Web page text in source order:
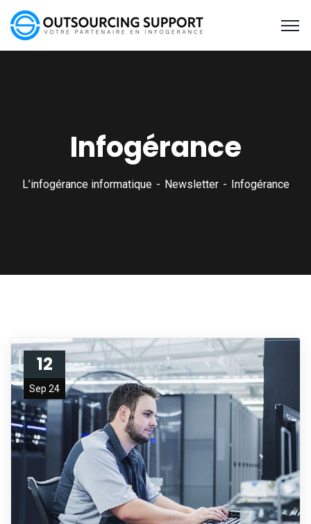
Infogérance
L’infogérance informatique Newsletter Infogérance
12
Sep 24